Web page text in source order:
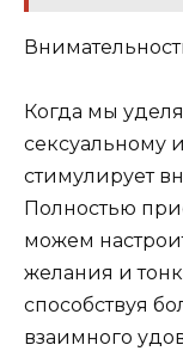
Когда мы
сексуальному
стимулирует
Полностью
можем
желания и
способствуя
взаимного